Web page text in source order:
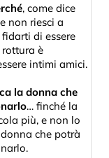
, come dice
non riesci a
di essere
rottura è
intimi amici.
la donna che
… finché la
più, e non lo
che potrà